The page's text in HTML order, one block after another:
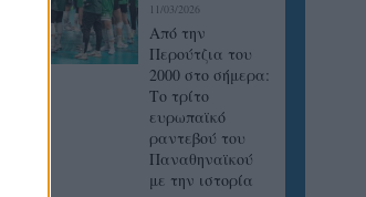
11/03/2026
Από την
Περούτζια του
2000 στο σήμερα:
Tο τρίτο
ευρωπαϊκό
ραντεβού του
Παναθηναϊκού
με την ιστορία